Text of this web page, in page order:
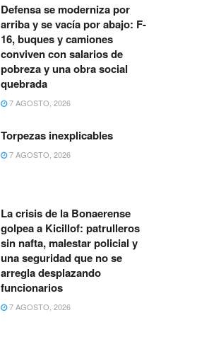
Defensa se moderniza por
arriba y se vacía por abajo: F-
16, buques y camiones
conviven con salarios de
pobreza y una obra social
quebrada
7 AGOSTO, 2026
Torpezas inexplicables
7 AGOSTO, 2026
La crisis de la Bonaerense
golpea a Kicillof: patrulleros
sin nafta, malestar policial y
una seguridad que no se
arregla desplazando
funcionarios
7 AGOSTO, 2026